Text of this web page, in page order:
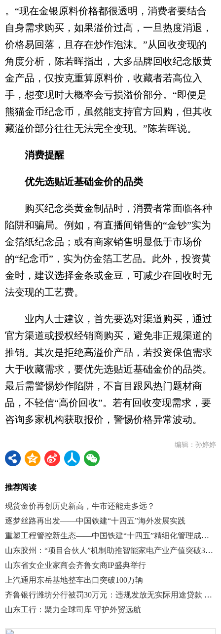
。“现在金银原料价格都很透明，消费者要结合
自身需求购买，如果溢价过高，一旦热度消退，
价格易回落，且存在炒作泡沫。”从回收变现的
角度分析，陈若晖指出，大多品牌回收纪念版黄
金产品，仅按克重算原料价，收藏者若高位入
手，想变现时大概率会亏损溢价部分。“即便是
熊猫金币纪念币，虽然能支持官方回购，但其收
藏溢价部分往往无法完全变现。”陈若晖说。
消费提醒
优先选贴近基础金价的品类
购买纪念类黄金制品时，消费者常面临各种
陷阱和骗局。例如，有直播间销售的“金钞”实为
金箔纸纪念品；或有商家销售明显低于市场价
的“纪念币”，实为仿金箔工艺品。此外，投资黄
金时，建议选择金条或金豆，可减少在回收时无
法变现的工艺费。
业内人士建议，首先要选对渠道购买，通过
官方渠道或授权经销商购买，避免非正规渠道的
推销。其次是拒绝高溢价产品，若投资保值需求
大于收藏需求，要优先选贴近基础金价的品类。
最后需警惕炒作陷阱，不盲目跟风热门题材商
品，不轻信“高价回收”。若有回收变现需求，要
咨询多家机构获取报价，警惕价格异常波动。
编辑：孙婷婷
推荐阅读
现货金价再创历史新高，牛市还能走多远？
逐梦丝路再出发——中国铁建“十四五”海外发展实践
重塑工程管控新生态——中国铁建“十四五”精细化管理成就综述
山东胶州：“项目合伙人”机制助推智能家电产业产值突破300亿元
山东省女企业家商会齐鲁女商IP盛典举行
上汽通用东岳基地整车出口突破100万辆
齐鲁银行潍坊分行被罚30万元：违规发放无实际用途贷款 虚增存贷款规模
山东工行：聚力全球司库 守护外贸远航